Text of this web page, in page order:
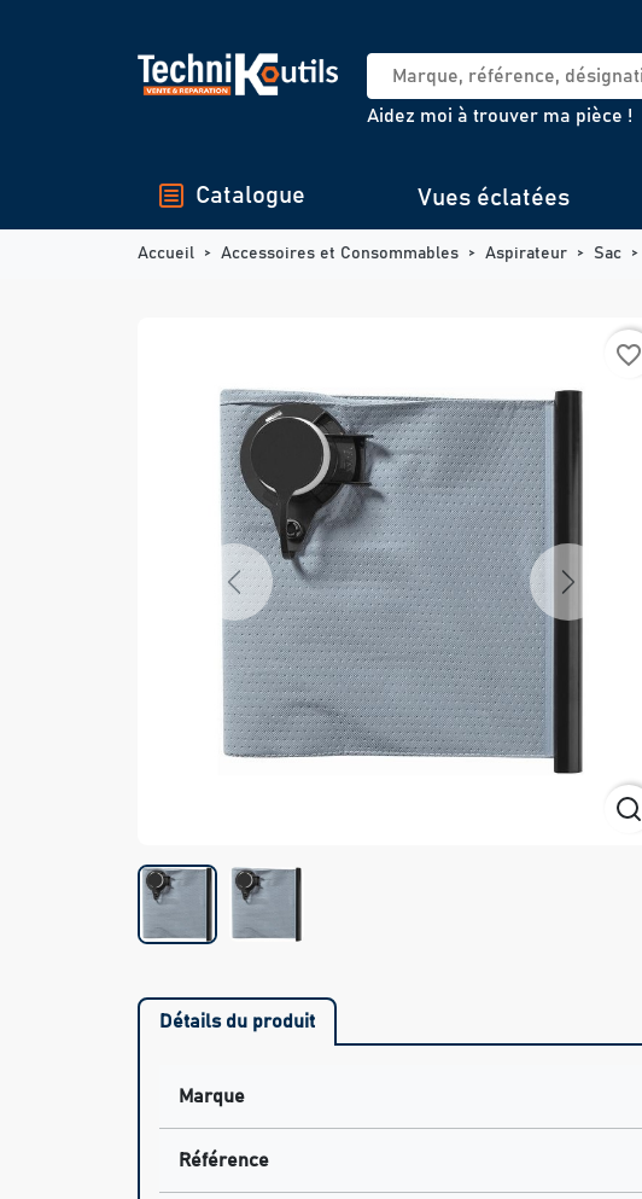
Aidez moi à trouver ma pièce !
Catalogue Vues éclatées
Accueil Accessoires et Consommables Aspirateur Sac
favorite_border
Previous Next
Détails du produit
Marque
Référence